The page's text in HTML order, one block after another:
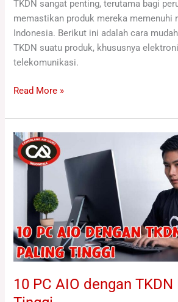
TKDN sangat penting, terutama bagi
memastikan produk mereka memenuhi
Indonesia. Berikut ini adalah cara
TKDN suatu produk, khususnya
telekomunikasi.
Read More »
10 PC AIO dengan TKDN
10
PC
AIO
TKDN
Paling
Tinggi